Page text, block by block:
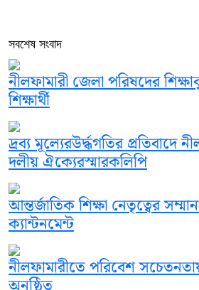
সবশেষ সংবাদ
নীলফামারী জেলা পরিষদের
শিক্ষার্থী
দ্রব্য মূল্যেরউর্দ্ধগতির প্রতিবাদে
দলীয় ঐক্যেরস্মারকলিপি
আন্তর্জাতিক শিক্ষা নেতৃত্বের
ক্যান্টনমেন্ট
নীলফামারীতে পরিবেশ